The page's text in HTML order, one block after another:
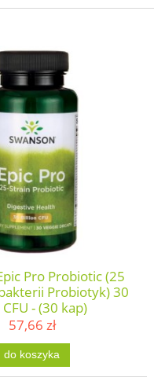
Pro Probiotic (25
Probiotyk) 30
- (30 kap)
57,66 zł
do koszyka